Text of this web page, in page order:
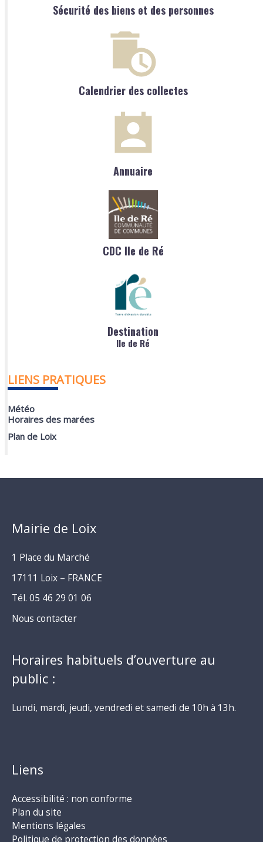
Sécurité des biens et des personnes
Calendrier des collectes
Annuaire
CDC Ile de Ré
Destination
Ile de Ré
LIENS PRATIQUES
Météo
Horaires des marées
Plan de Loix
Mairie de Loix
1 Place du Marché
17111 Loix – FRANCE
Tél. 05 46 29 01 06
Nous contacter
Horaires habituels d’ouverture au
public :
Lundi, mardi, jeudi, vendredi et samedi de 10h à 13h.
Liens
Accessibilité : non conforme
Plan du site
Mentions légales
Politique de protection des données